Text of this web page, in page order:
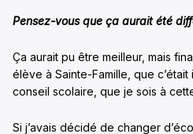
Pensez-vous que ça aurait été
Ça aurait pu être meilleur, mais
élève à Sainte-Famille, que
conseil scolaire, que je sois à
Si j’avais décidé de changer